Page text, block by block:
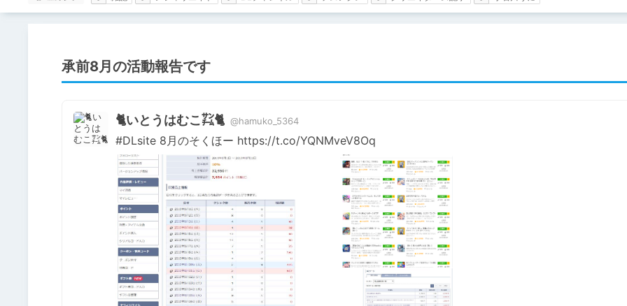
承前8月の活動報告です
🐈いとうはむこ㌠🐈 @hamuko_5364
#DLsite 8月のそくほー https://t.co/YQNMveV8Oq